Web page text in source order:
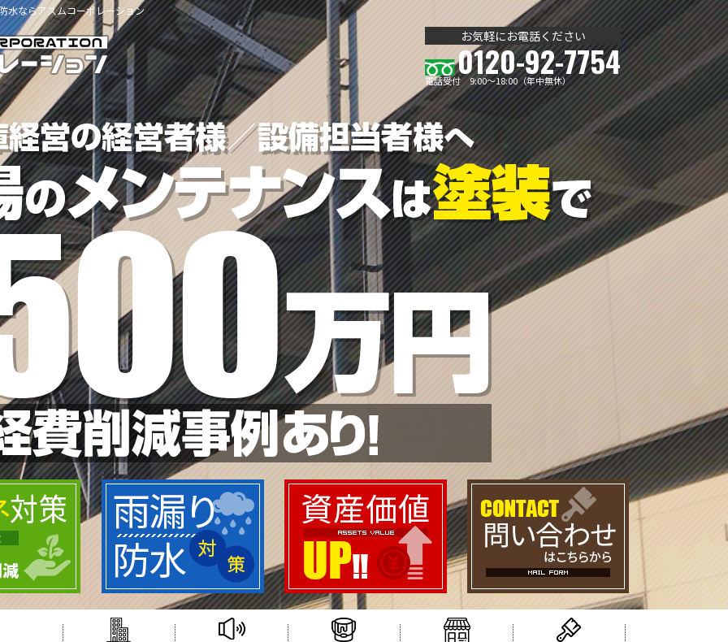
水ならアスムコーポレーション
お気軽にお電話ください
0120-92-7754
電話受付 9:00～18:00（年中無休）